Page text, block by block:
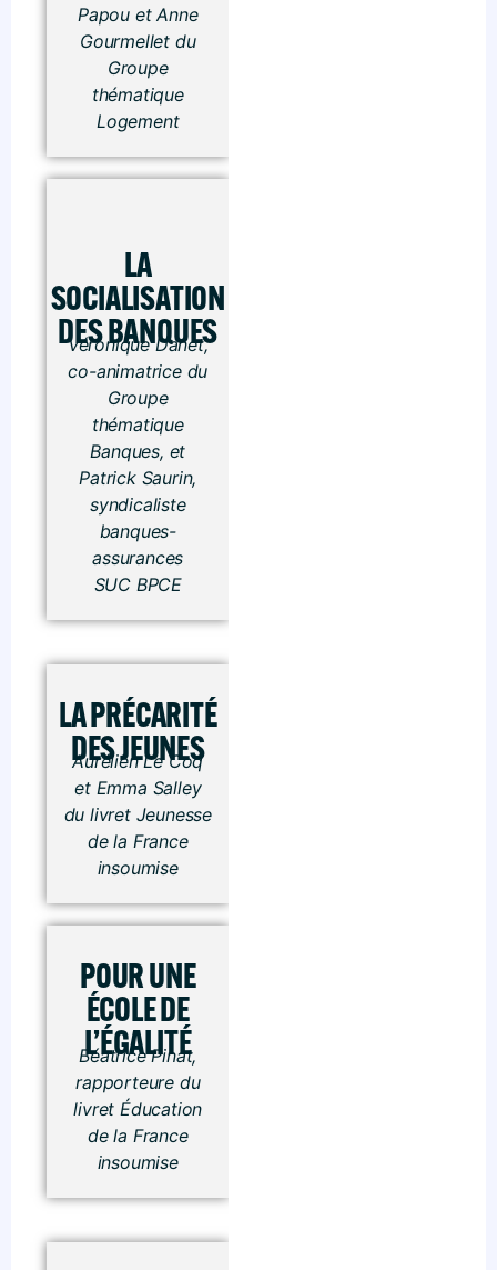
Papou et Anne
Gourmellet du
Groupe
thématique
Logement
LA
SOCIALISATION
DES BANQUES
Véronique Danet,
co-animatrice du
Groupe
thématique
Banques, et
Patrick Saurin,
syndicaliste
banques-
assurances
SUC BPCE
LA PRÉCARITÉ
DES JEUNES
Aurélien Le Coq
et Emma Salley
du livret Jeunesse
de la France
insoumise
POUR UNE
ÉCOLE DE
L’ÉGALITÉ
Béatrice Pinat,
rapporteure du
livret Éducation
de la France
insoumise